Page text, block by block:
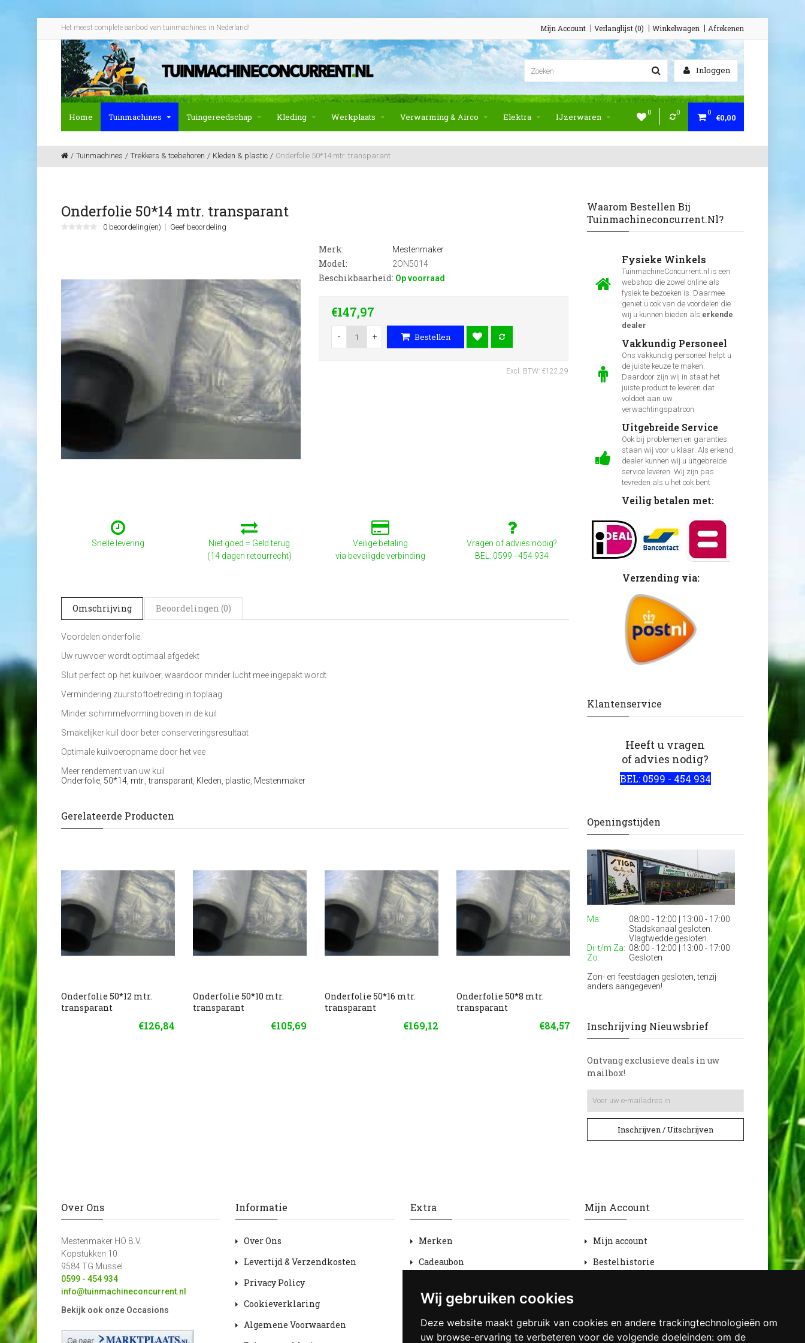
Wij gebruiken cookies
Deze website maakt gebruik van cookies en andere trackingtechnologieën om
uw browse-ervaring te verbeteren voor de volgende doeleinden: om de
Het meest complete aanbod van tuinmachines in Nederland! Mijn Account Verlanglijst (0) Winkelwagen Afrekenen
Inloggen
0 0 0
€0,00
Home Tuinmachines Tuingereedschap Kleding Werkplaats Verwarming & Airco Elektra IJzerwaren
Tuinmachines Trekkers & toebehoren Kleden & plastic Onderfolie 50*14 mtr. transparant
Onderfolie 50*14 mtr. transparant
0 beoordeling(en) Geef beoordeling
Merk: Mestenmaker
Model: 2ON5014
Beschikbaarheid: Op voorraad
€147,97
- + Bestellen
Excl. BTW: €122,29
Snelle levering
Niet goed = Geld terug
(14 dagen retourrecht)
Veilige betaling
via beveiligde verbinding
Vragen of advies nodig?
BEL: 0599 - 454 934
Omschrijving Beoordelingen (0)
Voordelen onderfolie:
Uw ruwvoer wordt optimaal afgedekt
Sluit perfect op het kuilvoer, waardoor minder lucht mee ingepakt wordt
Vermindering zuurstoftoetreding in toplaag
Minder schimmelvorming boven in de kuil
Smakelijker kuil door beter conserveringsresultaat
Optimale kuilvoeropname door het vee
Meer rendement van uw kuil
Onderfolie 50*14 mtr. ,transparant Kleden plastic Mestenmaker
Gerelateerde Producten
Onderfolie 50*12 mtr.
transparant
€126,84
Onderfolie 50*10 mtr.
transparant
€105,69
Onderfolie 50*16 mtr.
transparant
€169,12
Onderfolie 50*8 mtr.
transparant
€84,57
Waarom Bestellen Bij
Tuinmachineconcurrent.nl?
Fysieke Winkels
TuinmachineConcurrent.nl is een
webshop die zowel online als
fysiek te bezoeken is. Daarmee
geniet u ook van de voordelen die
wij u kunnen bieden als erkende
dealer
Vakkundig Personeel
Ons vakkundig personeel helpt u
de juiste keuze te maken.
Daardoor zijn wij in staat het
juiste product te leveren dat
voldoet aan uw
verwachtingspatroon
Uitgebreide Service
Ook bij problemen en garanties
staan wij voor u klaar. Als erkend
dealer kunnen wij u uitgebreide
service leveren. Wij zijn pas
tevreden als u het ook bent
Veilig betalen met:
Verzending via:
Klantenservice
Heeft u vragen
of advies nodig?
BEL: 0599 - 454 934
Openingstijden
Ma:
08:00 - 12:00 | 13:00 - 17:00
Stadskanaal gesloten.
Vlagtwedde gesloten.
Di: t/m Za: 08:00 - 12:00 | 13:00 - 17:00
Zo:
Gesloten
Zon- en feestdagen gesloten, tenzij
anders aangegeven!
Inschrijving Nieuwsbrief
Ontvang exclusieve deals in uw
mailbox!
Inschrijven / Uitschrijven
Over Ons
Mestenmaker HO B.V.
Kopstukken 10
9584 TG Mussel
0599 - 454 934
info@tuinmachineconcurrent.nl
Bekijk ook onze Occasions
Informatie
Over Ons
Levertijd & Verzendkosten
Privacy Policy
Cookieverklaring
Algemene Voorwaarden
Extra
Merken
Cadeaubon
Sitemap
Mijn Account
Mijn account
Bestelhistorie
Nieuwsbrief